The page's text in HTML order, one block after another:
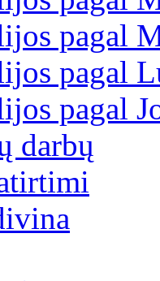
pagal
pagal
pagal
darbų